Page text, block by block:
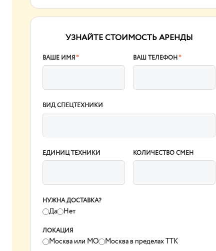
УЗНАЙТЕ СТОИМОСТЬ АРЕНДЫ
ВАШЕ ИМЯ* ВАШ ТЕЛЕФОН*
ВИД СПЕЦТЕХНИКИ
ЕДИНИЦ ТЕХНИКИ КОЛИЧЕСТВО СМЕН
НУЖНА ДОСТАВКА?
Да Нет
ЛОКАЦИЯ
Москва или МО Москва в пределах ТТК